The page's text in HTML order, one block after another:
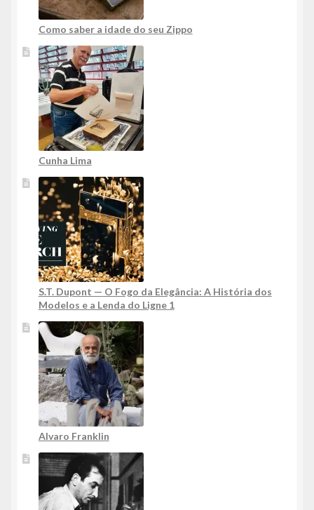
Como saber a idade do seu Zippo
Cunha Lima
S.T. Dupont — O Fogo da Elegância: A História dos
Modelos e a Lenda do Ligne 1
Alvaro Franklin